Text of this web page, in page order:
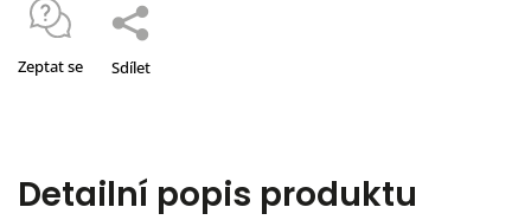
Zeptat se Sdílet
Detailní popis produktu